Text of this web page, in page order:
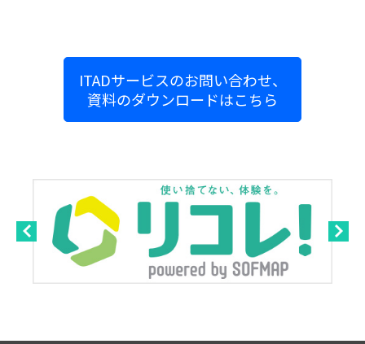
ITADサービスのお問い合わせ、
資料のダウンロードはこちら